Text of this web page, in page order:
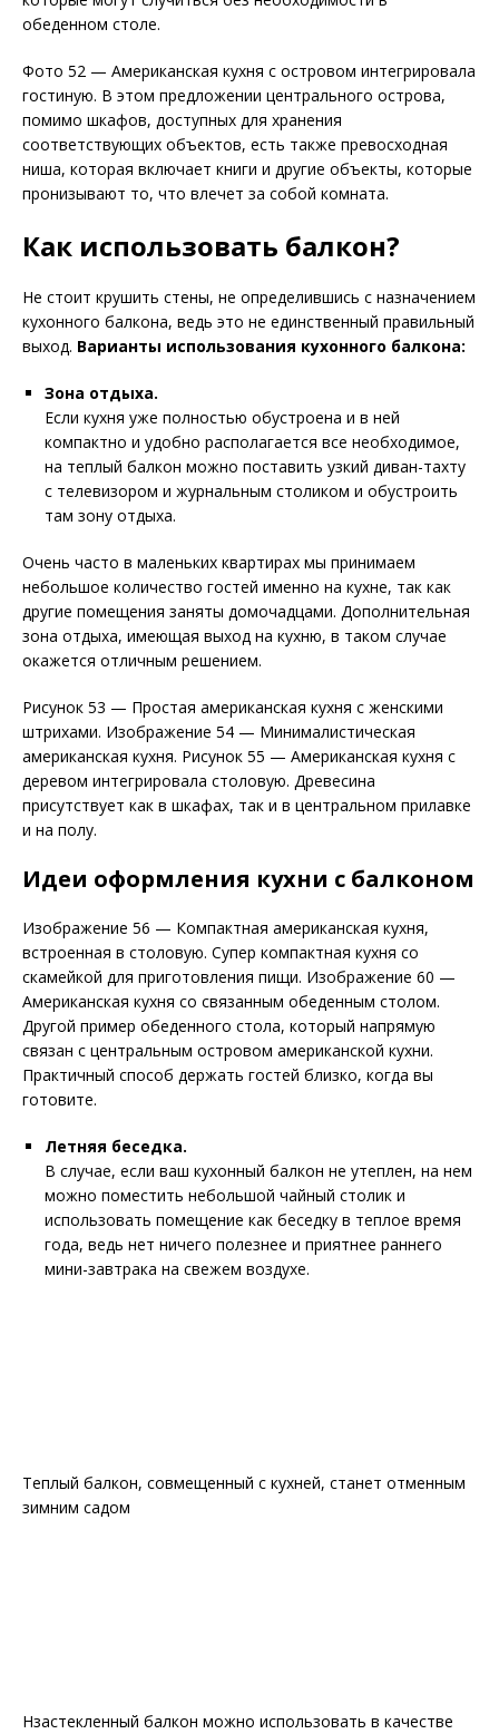
обеденном столе.
Фото 52 — Американская кухня с островом интегрировала
гостиную. В этом предложении центрального острова,
помимо шкафов, доступных для хранения
соответствующих объектов, есть также превосходная
ниша, которая включает книги и другие объекты, которые
пронизывают то, что влечет за собой комната.
Как использовать балкон?
Не стоит крушить стены, не определившись с назначением
кухонного балкона, ведь это не единственный правильный
выход. Варианты использования кухонного балкона:
Зона отдыха.
Если кухня уже полностью обустроена и в ней
компактно и удобно располагается все необходимое,
на теплый балкон можно поставить узкий диван-тахту
с телевизором и журнальным столиком и обустроить
там зону отдыха.
Очень часто в маленьких квартирах мы принимаем
небольшое количество гостей именно на кухне, так как
другие помещения заняты домочадцами. Дополнительная
зона отдыха, имеющая выход на кухню, в таком случае
окажется отличным решением.
Рисунок 53 — Простая американская кухня с женскими
штрихами. Изображение 54 — Минималистическая
американская кухня. Рисунок 55 — Американская кухня с
деревом интегрировала столовую. Древесина
присутствует как в шкафах, так и в центральном прилавке
и на полу.
Идеи оформления кухни с балконом
Изображение 56 — Компактная американская кухня,
встроенная в столовую. Супер компактная кухня со
скамейкой для приготовления пищи. Изображение 60 —
Американская кухня со связанным обеденным столом.
Другой пример обеденного стола, который напрямую
связан с центральным островом американской кухни.
Практичный способ держать гостей близко, когда вы
готовите.
Летняя беседка.
В случае, если ваш кухонный балкон не утеплен, на нем
можно поместить небольшой чайный столик и
использовать помещение как беседку в теплое время
года, ведь нет ничего полезнее и приятнее раннего
мини-завтрака на свежем воздухе.
Теплый балкон, совмещенный с кухней, станет отменным
зимним садом
Нзастекленный балкон можно использовать в качестве